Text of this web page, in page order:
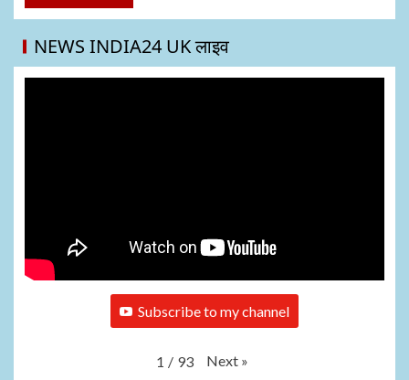
NEWS INDIA24 UK लाइव
Subscribe to my channel
1 / 93 Next »